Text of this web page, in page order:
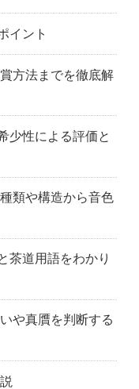
イント
方法までを徹底解
少性による評価と
類や構造から音色
茶道用語をわかり
や真贋を判断する